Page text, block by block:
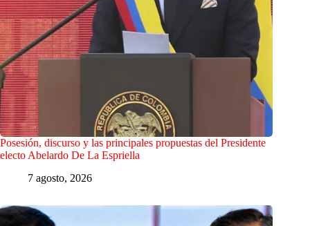
Posesión, discurso y las principales propuestas del Presidente
electo Abelardo De La Espriella
7 agosto, 2026